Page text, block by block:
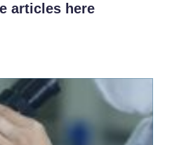
articles here